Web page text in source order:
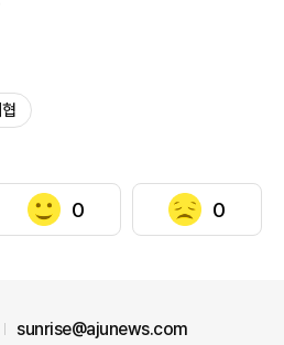
0 0
sunrise@ajunews.com